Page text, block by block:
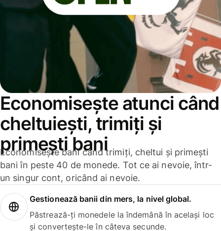
Economisește atunci când
cheltuiești, trimiți și
primești bani
Economisește bani când trimiți, cheltui și primești
bani în peste 40 de monede. Tot ce ai nevoie, într-
un singur cont, oricând ai nevoie.
Gestionează banii din mers, la nivel global.
Păstrează-ți monedele la îndemână în același loc
și convertește-le în câteva secunde.